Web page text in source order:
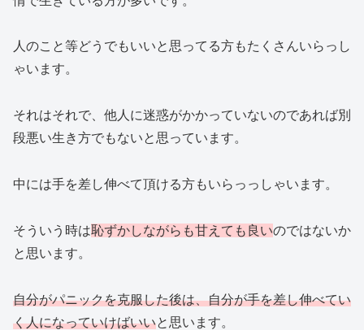
人のこと等どうでもいいと思ってる方もたくさんいらっし
ゃいます。
それはそれで、他人に迷惑がかかっていないのであれば別
段悪い生き方でもないと思っています。
中には手を差し伸べて頂ける方もいらっっしゃいます。
そういう時は恥ずかしながらも甘えても良いのではないか
と思います。
自分がパニックを克服した後は、自分が手を差し伸べてい
く人になっていけばいいと思います。